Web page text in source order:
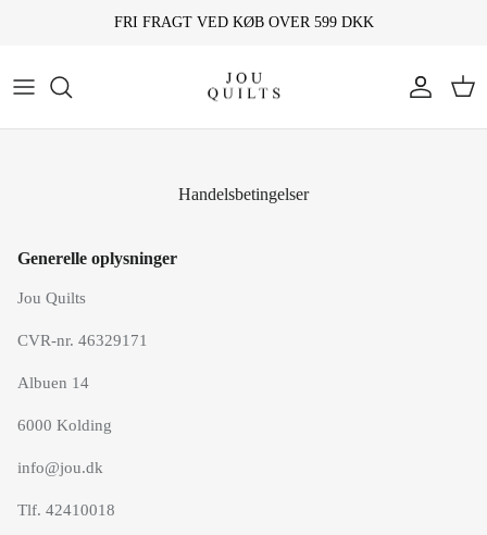
FRI FRAGT VED KØB OVER 599 DKK
Patchworktæpper
Lamper
Puder
Gardiner
Se alle
Patchworktæpper
Dækkeservietter
Sengetøj
Gardiner
Se alle tekstiler
Kurve
Se alt rattan
Borddækning
Stue
Jul
Om
Annuller din ordre
Handelsbetingelser
Generelle oplysninger
Jou Quilts
CVR-nr. 46329171
Albuen 14
6000 Kolding
info@jou.dk
Tlf. 42410018